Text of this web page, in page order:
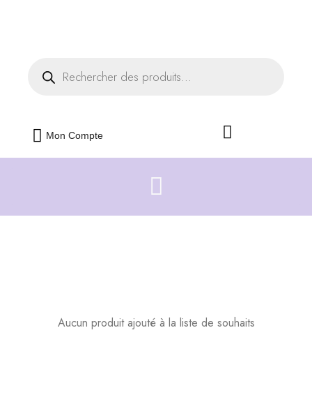
Mon Compte
Aucun produit ajouté à la liste de souhaits